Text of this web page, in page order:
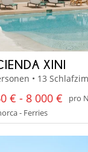
XINI
• 13
€ - 8 000 €
pro
- Ferries